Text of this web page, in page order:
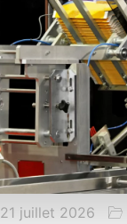
21 juillet 2026